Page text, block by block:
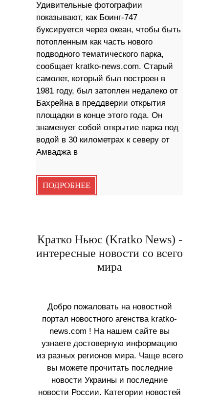
Удивительные фотографии
показывают, как Боинг-747
буксируется через океан, чтобы быть
потопленным как часть нового
подводного тематического парка,
сообщает kratko-news.com. Старый
самолет, который был построен в
1981 году, был затоплен недалеко от
Бахрейна в преддверии открытия
площадки в конце этого года. Он
знаменует собой открытие парка под
водой в 30 километрах к северу от
Амваджа в
ПОДРОБНЕЕ
Кратко Ньюс (Kratko News) -
интересные новости со всего
мира
Добро пожаловать на новостной
портал новостного агенства kratko-
news.com ! На нашем сайте вы
узнаете достоверную информацию
из разных регионов мира. Чаще всего
вы можете прочитать последние
новости Украины и последние
новости России. Категории новостей